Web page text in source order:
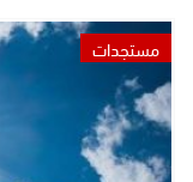
مستجدات